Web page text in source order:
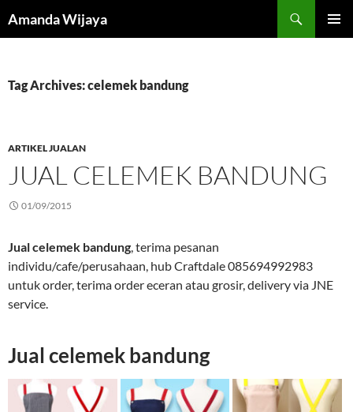
Amanda Wijaya
Tag Archives: celemek bandung
ARTIKEL JUALAN
JUAL CELEMEK BANDUNG
01/09/2015
Jual celemek bandung, terima pesanan
individu/cafe/perusahaan, hub Craftdale 085694992983
untuk order, terima order eceran atau grosir, delivery via JNE
service.
Jual celemek bandung